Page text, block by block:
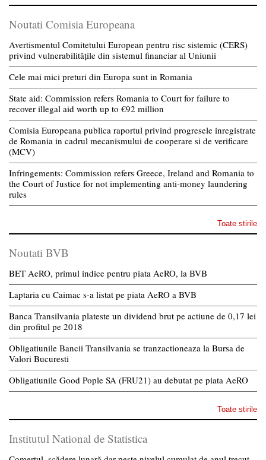
Noutati Comisia Europeana
Avertismentul Comitetului European pentru risc sistemic (CERS)
privind vulnerabilitățile din sistemul financiar al Uniunii
Cele mai mici preturi din Europa sunt in Romania
State aid: Commission refers Romania to Court for failure to
recover illegal aid worth up to €92 million
Comisia Europeana publica raportul privind progresele inregistrate
de Romania in cadrul mecanismului de cooperare si de verificare
(MCV)
Infringements: Commission refers Greece, Ireland and Romania to
the Court of Justice for not implementing anti-money laundering
rules
Toate stirile
Noutati BVB
BET AeRO, primul indice pentru piata AeRO, la BVB
Laptaria cu Caimac s-a listat pe piata AeRO a BVB
Banca Transilvania plateste un dividend brut pe actiune de 0,17 lei
din profitul pe 2018
Obligatiunile Bancii Transilvania se tranzactioneaza la Bursa de
Valori Bucuresti
Obligatiunile Good Pople SA (FRU21) au debutat pe piata AeRO
Toate stirile
Institutul National de Statistica